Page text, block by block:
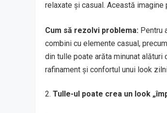
relaxate și casual. Această
Cum să rezolvi problema: Pentru
combini cu elemente casual,
din tulle poate arăta minunat
rafinament și confortul unui look
Tulle-ul poate crea un look